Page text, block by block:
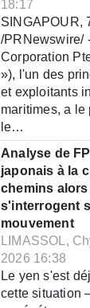
18:17
SINGAPOUR,
/PRNewswire/
Corporation
»), l'un des
et exploitants
maritimes, a
le…
Analyse de
japonais à la
chemins
s'interrogent
mouvement
LIMASSOL,
2026 16:38
Le yen s'est
cette situation